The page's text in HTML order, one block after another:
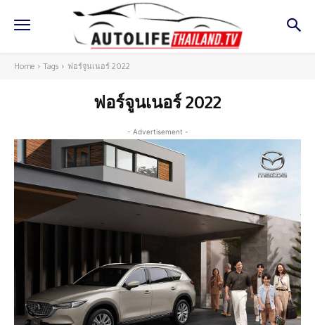
Home Tags ฟอร์จูนเนอร์ 2022
ฟอร์จูนเนอร์ 2022
- Advertisement -